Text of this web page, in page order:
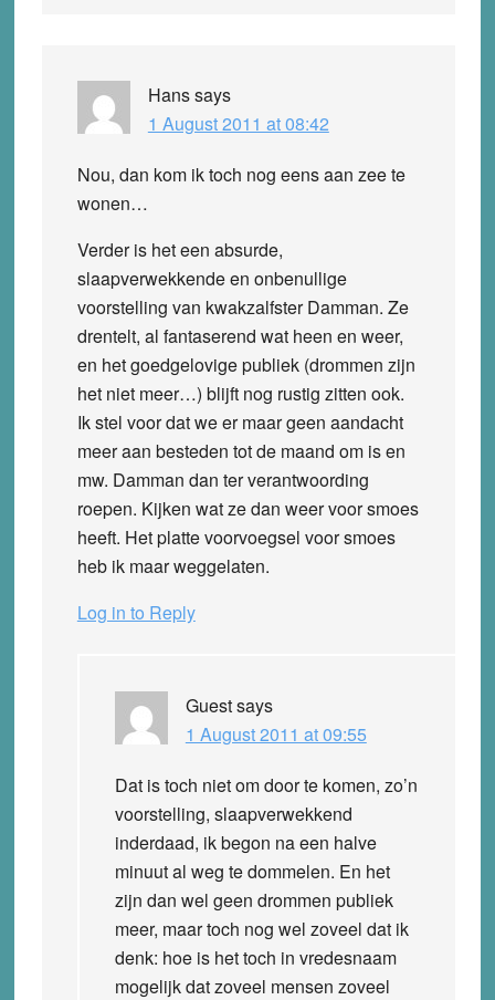
Hanssays
1 August 2011 at 08:42
Nou, dan kom ik toch nog eens aan zee te
wonen…
Verder is het een absurde,
slaapverwekkende en onbenullige
voorstelling van kwakzalfster Damman. Ze
drentelt, al fantaserend wat heen en weer,
en het goedgelovige publiek (drommen zijn
het niet meer…) blijft nog rustig zitten ook.
Ik stel voor dat we er maar geen aandacht
meer aan besteden tot de maand om is en
mw. Damman dan ter verantwoording
roepen. Kijken wat ze dan weer voor smoes
heeft. Het platte voorvoegsel voor smoes
heb ik maar weggelaten.
Log in to Reply
Guestsays
1 August 2011 at 09:55
Dat is toch niet om door te komen, zo’n
voorstelling, slaapverwekkend
inderdaad, ik begon na een halve
minuut al weg te dommelen. En het
zijn dan wel geen drommen publiek
meer, maar toch nog wel zoveel dat ik
denk: hoe is het toch in vredesnaam
mogelijk dat zoveel mensen zoveel